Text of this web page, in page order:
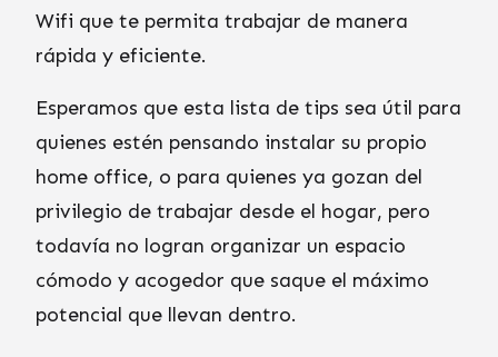
Wifi que te permita trabajar de manera
rápida y eficiente.
Esperamos que esta lista de tips sea útil para
quienes estén pensando instalar su propio
home office, o para quienes ya gozan del
privilegio de trabajar desde el hogar, pero
todavía no logran organizar un espacio
cómodo y acogedor que saque el máximo
potencial que llevan dentro.